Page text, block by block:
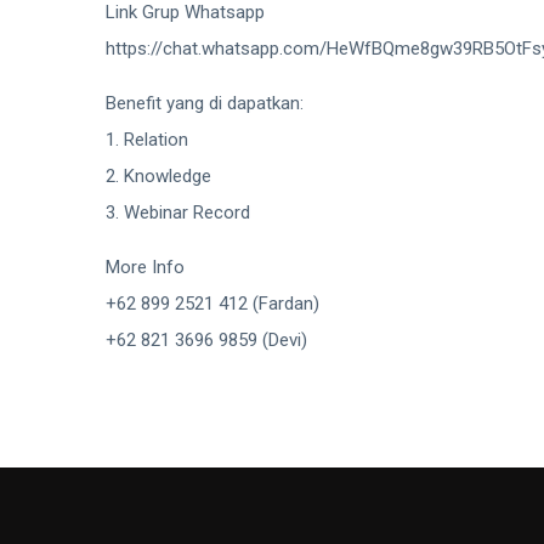
Link Grup Whatsapp
https://chat.whatsapp.com/
Benefit yang di dapatkan:
1. Relation
2. Knowledge
3. Webinar Record
More Info
+62 899 2521 412 (Fardan)
+62 821 3696 9859 (Devi)